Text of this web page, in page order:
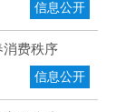
信息公开
消费秩序
信息公开